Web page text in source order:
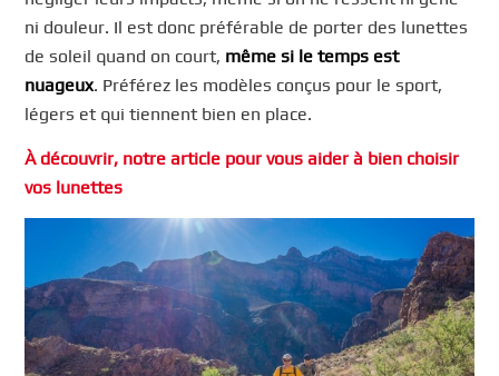
ni douleur. Il est donc préférable de porter des lunettes
de soleil quand on court, même si le temps est
nuageux. Préférez les modèles conçus pour le sport,
légers et qui tiennent bien en place.
À découvrir, notre article pour vous aider à bien choisir
vos lunettes